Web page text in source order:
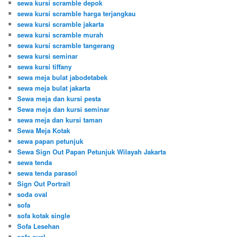
sewa kursi scramble depok
sewa kursi scramble harga terjangkau
sewa kursi scramble jakarta
sewa kursi scramble murah
sewa kursi scramble tangerang
sewa kursi seminar
sewa kursi tiffany
sewa meja bulat jabodetabek
sewa meja bulat jakarta
Sewa meja dan kursi pesta
Sewa meja dan kursi seminar
sewa meja dan kursi taman
Sewa Meja Kotak
sewa papan petunjuk
Sewa Sign Out Papan Petunjuk Wilayah Jakarta
sewa tenda
sewa tenda parasol
Sign Out Portrait
soda oval
sofa
sofa kotak single
Sofa Lesehan